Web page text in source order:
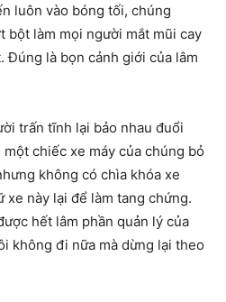
luôn vào bóng tối, chúng
bột làm mọi người mắt mũi cay
Đúng là bọn cảnh giới của lâm
trấn tĩnh lại bảo nhau đuổi
chiếc xe máy của chúng bỏ
không có chìa khóa xe
xe này lại để làm tang chứng.
hết lâm phần quản lý của
không đi nữa mà dừng lại theo